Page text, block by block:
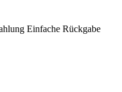
Einfache Rückgabe